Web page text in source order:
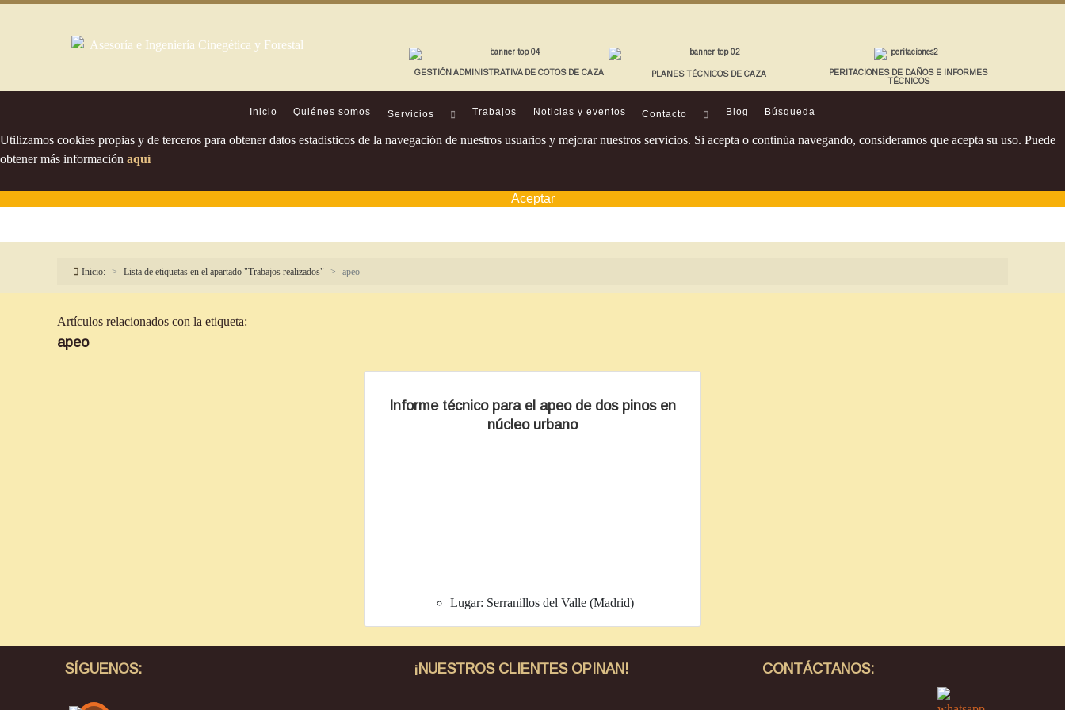
GESTIÓN ADMINISTRATIVA DE COTOS DE CAZA PLANES TÉCNICOS DE CAZA
PERITACIONES DE DAÑOS E INFORMES
TÉCNICOS
Inicio Quiénes somos Servicios Trabajos Noticias y eventos Contacto Blog Búsqueda
Utilizamos cookies propias y de terceros para obtener datos estadísticos de la navegación de nuestros usuarios y mejorar nuestros servicios. Si acepta o continúa navegando, consideramos que acepta su uso. Puede
obtener más información aquí
Aceptar
Inicio: Lista de etiquetas en el apartado "Trabajos realizados" apeo
Artículos relacionados con la etiqueta:
apeo
Informe técnico para el apeo de dos pinos en
núcleo urbano
Lugar: Serranillos del Valle (Madrid)
SÍGUENOS: ¡NUESTROS CLIENTES OPINAN! CONTÁCTANOS: